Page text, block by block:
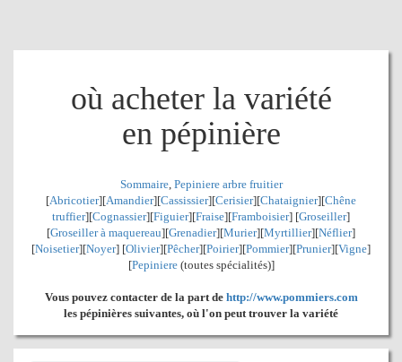
où acheter la variété
en pépinière
Sommaire, Pepiniere arbre fruitier
[Abricotier][Amandier][Cassissier][Cerisier][Chataignier][Chêne
truffier][Cognassier][Figuier][Fraise][Framboisier] [Groseiller]
[Groseiller à maquereau][Grenadier][Murier][Myrtillier][Néflier]
[Noisetier][Noyer] [Olivier][Pêcher][Poirier][Pommier][Prunier][Vigne]
[Pepiniere(toutes spécialités)]
Vous pouvez contacter de la part de http://www.pommiers.com
les pépinières suivantes, où l'on peut trouver la variété